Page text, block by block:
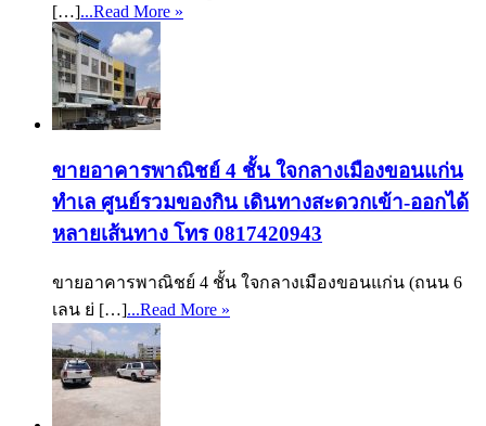
[…]...Read More »
ขายอาคารพาณิชย์ 4 ชั้น ใจกลางเมืองขอนแก่น
ทำเล ศูนย์รวมของกิน เดินทางสะดวกเข้า-ออกได้
หลายเส้นทาง โทร 0817420943
ขายอาคารพาณิชย์ 4 ชั้น ใจกลางเมืองขอนแก่น (ถนน 6
เลน ย่ […]...Read More »